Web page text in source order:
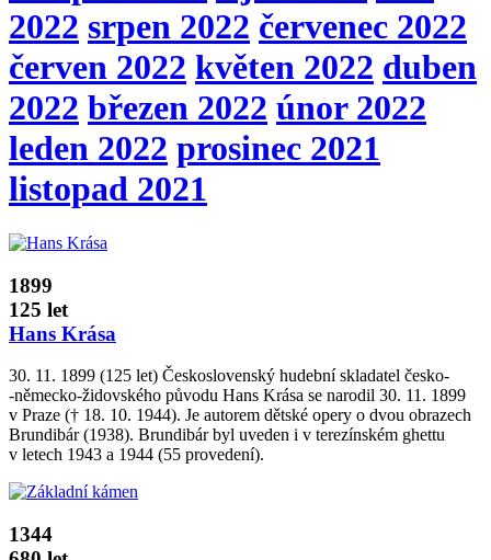
2022 srpen 2022 červenec 2022
červen 2022 květen 2022 duben
2022 březen 2022 únor 2022
leden 2022 prosinec 2021
listopad 2021
1899
125 let
Hans Krása
30. 11. 1899 (125 let) Československý hudební skladatel česko­
‑německo­‑židovského původu Hans Krása se narodil 30. 11. 1899
v Praze († 18. 10. 1944). Je autorem dětské opery o dvou obrazech
Brundibár (1938). Brundibár byl uveden i v terezínském ghettu
v letech 1943 a 1944 (55 provedení).
1344